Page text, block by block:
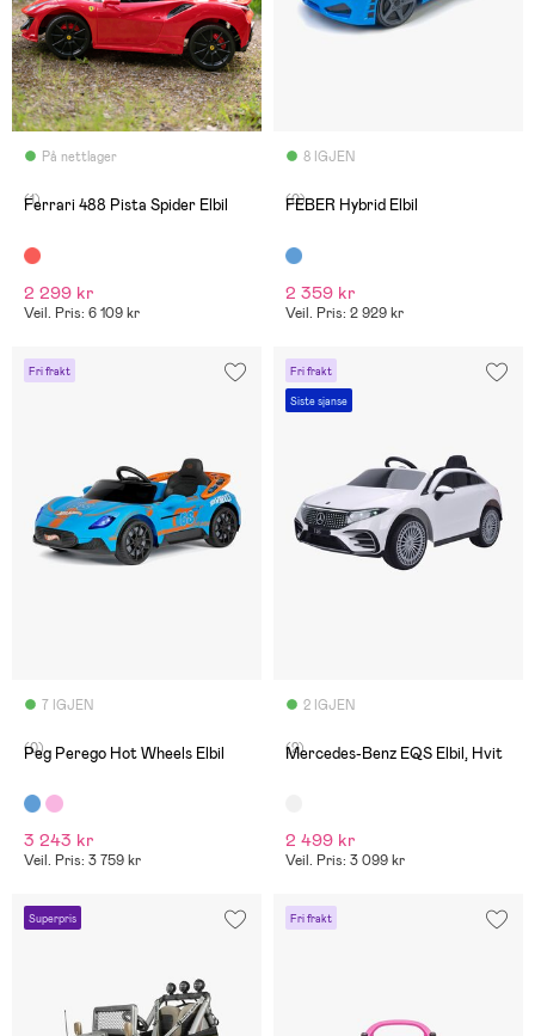
På nettlager
(1)
Ferrari 488 Pista Spider Elbil
2 299 kr
Veil. Pris: 6 109 kr
8 IGJEN
(0)
FEBER Hybrid Elbil
2 359 kr
Veil. Pris: 2 929 kr
Fri frakt
7 IGJEN
(0)
Peg Perego Hot Wheels Elbil
3 243 kr
Veil. Pris: 3 759 kr
Fri frakt
Siste sjanse
2 IGJEN
(2)
Mercedes-Benz EQS Elbil, Hvit
2 499 kr
Veil. Pris: 3 099 kr
Superpris Fri frakt